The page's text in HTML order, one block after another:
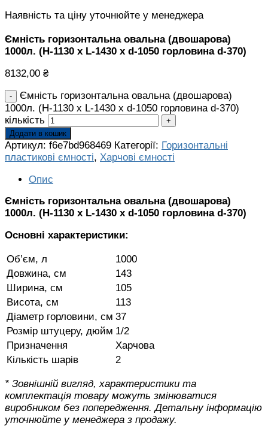
Наявність та ціну уточнюйте у менеджера
Ємність горизонтальна овальна (двошарова)
1000л. (H-1130 х L-1430 х d-1050 горловина d-370)
8132,00 ₴
Ємність горизонтальна овальна (двошарова)
1000л. (H-1130 х L-1430 х d-1050 горловина d-370)
кількість
Додати в кошик
Артикул: f6e7bd968469 Категорії: Горизонтальні
пластикові ємності, Харчові ємності
Опис
Ємність горизонтальна овальна (двошарова)
1000л. (H-1130 х L-1430 х d-1050 горловина d-370)
Основні характеристики:
Об’єм, л
1000
Довжина, см
143
Ширина, см
105
Висота, см
113
Діаметр горловини, см 37
Розмір штуцеру, дюйм 1/2
Призначення
Харчова
Кількість шарів
2
* Зовнішній вигляд, характеристики та
комплектація товару можуть змінюватися
виробником без попередження. Детальну інформацію
уточнюйте у менеджера з продажу.